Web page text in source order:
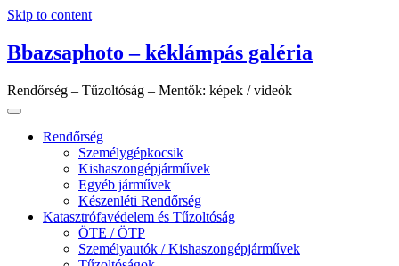
Skip to content
Bbazsaphoto – kéklámpás galéria
Rendőrség – Tűzoltóság – Mentők: képek / videók
Rendőrség
Személygépkocsik
Kishaszongépjárművek
Egyéb járművek
Készenléti Rendőrség
Katasztrófavédelem és Tűzoltóság
ÖTE / ÖTP
Személyautók / Kishaszongépjárművek